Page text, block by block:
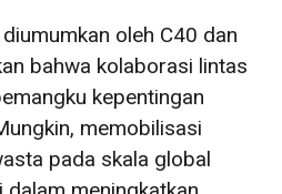
oleh C40 dan
bahwa kolaborasi lintas
kepentingan
memobilisasi
pada skala global